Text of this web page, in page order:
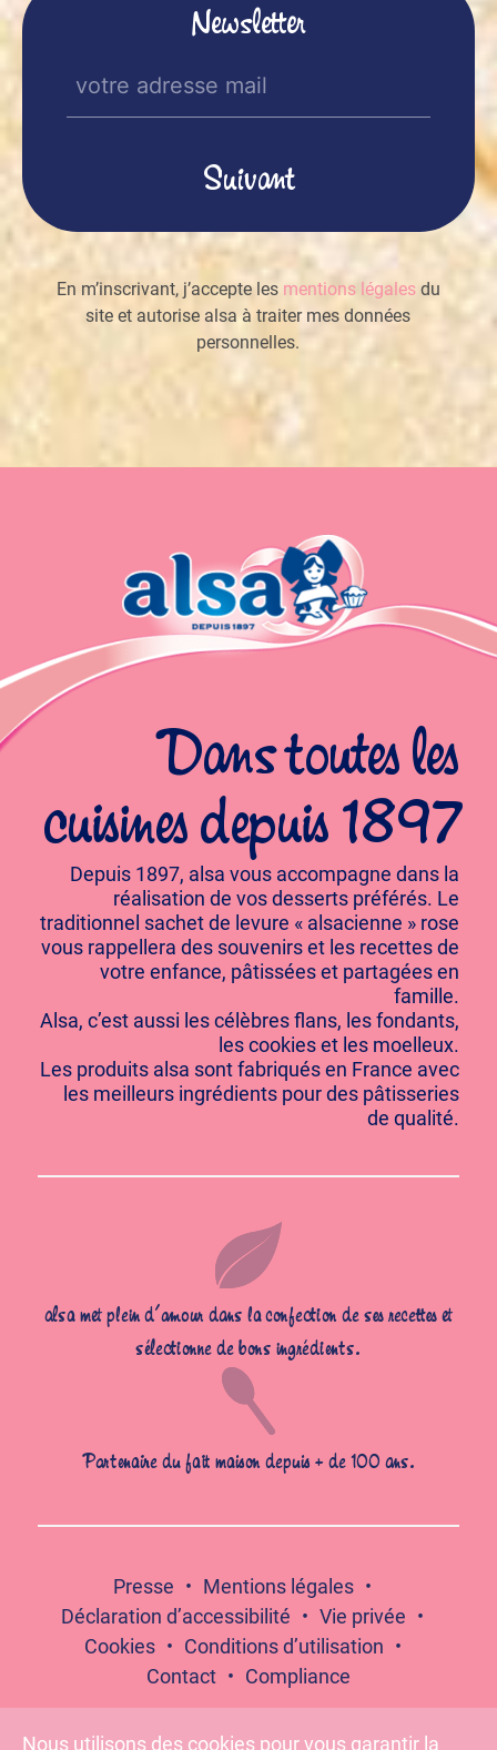
Newsletter
E-
mail
En m’inscrivant, j’accepte les mentions légalesdu
site et autorise alsa à traiter mes données
personnelles.
alsa met plein d’amour dans la confection de ses recettes et
sélectionne de bons ingrédients.
Partenaire du fait maison depuis + de 100 ans.
Dans toutes les
cuisines depuis 1897
Depuis 1897, alsa vous accompagne dans la
réalisation de vos desserts préférés. Le
traditionnel sachet de levure « alsacienne » rose
vous rappellera des souvenirs et les recettes de
votre enfance, pâtissées et partagées en
famille.
Alsa, c’est aussi les célèbres flans, les fondants,
les cookies et les moelleux.
Les produits alsa sont fabriqués en France avec
les meilleurs ingrédients pour des pâtisseries
de qualité.
Presse
Mentions légales
Déclaration d’accessibilité
Vie privée
Cookies
Conditions d’utilisation
Contact
Compliance
Nous utilisons des cookies pour vous garantir la